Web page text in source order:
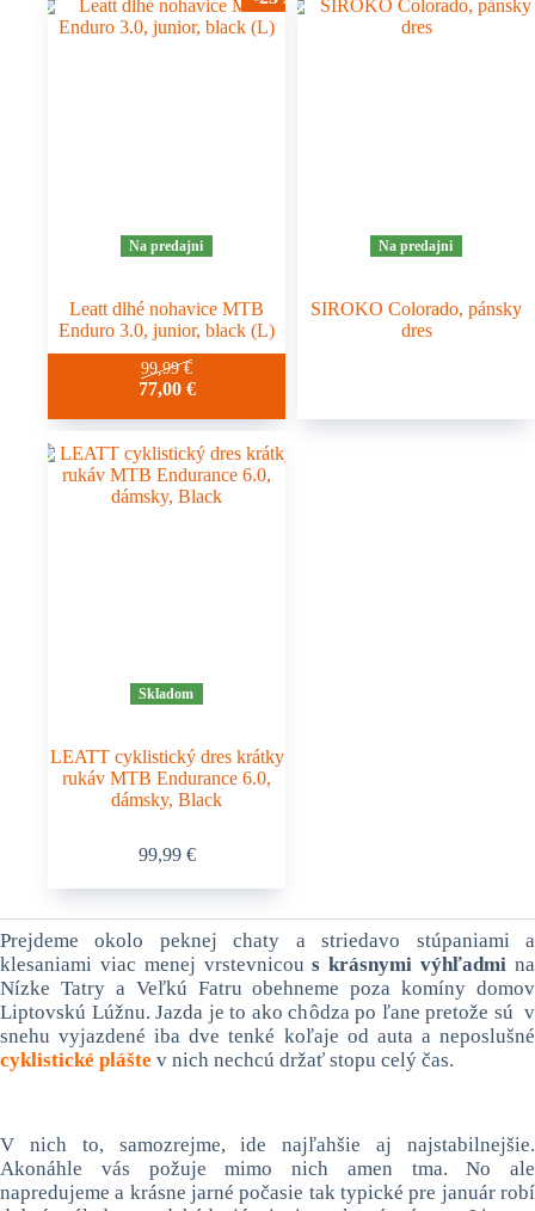
Na predajni
Leatt dlhé nohavice MTB
Enduro 3.0, junior, black (L)
99,99€
77,00 €
Na predajni
SIROKO Colorado, pánsky
dres
Skladom
LEATT cyklistický dres krátky
rukáv MTB Endurance 6.0,
dámsky, Black
99,99 €
variantov.
Možnosti
si
môžete
vybrať
na
stránke
produktu.
Prejdeme okolo peknej chaty a striedavo stúpaniami a
klesaniami viac menej vrstevnicous krásnymi výhľadmi na
Nízke Tatry a Veľkú Fatru obehneme poza komíny domov
Liptovskú Lúžnu. Jazda je to ako chôdza po ľane pretože sú v
snehu vyjazdené iba dve tenké koľaje od auta a neposlušné
cyklistické plášte v nich nechcú držať stopu celý čas.
V nich to, samozrejme, ide najľahšie aj najstabilnejšie.
Akonáhle vás požuje mimo nich amen tma. No ale
napredujeme a krásne jarné počasie tak typické pre január robí